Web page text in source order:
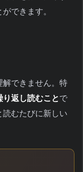
できます。
解できません。特
り返し読むことで
むたびに新しい